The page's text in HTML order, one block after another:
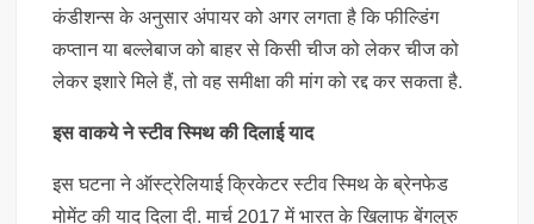
कंडीशन्स के अनुसार अंपायर को अगर लगता है कि फील्डिंग
कप्तान या बल्लेबाज को बाहर से किसी चीज को लेकर चीज को
लेकर इशारे मिले हैं, तो वह समीक्षा की मांग को रद्द कर सकता है.
इस वाकये ने स्टीव स्मिथ की दिलाई याद
इस घटना ने ऑस्ट्रेलियाई क्रिकेटर स्टीव स्मिथ के ब्रेनफेड
मोमेंट की याद दिला दी. मार्च 2017 में भारत के खिलाफ बेंगलुरु